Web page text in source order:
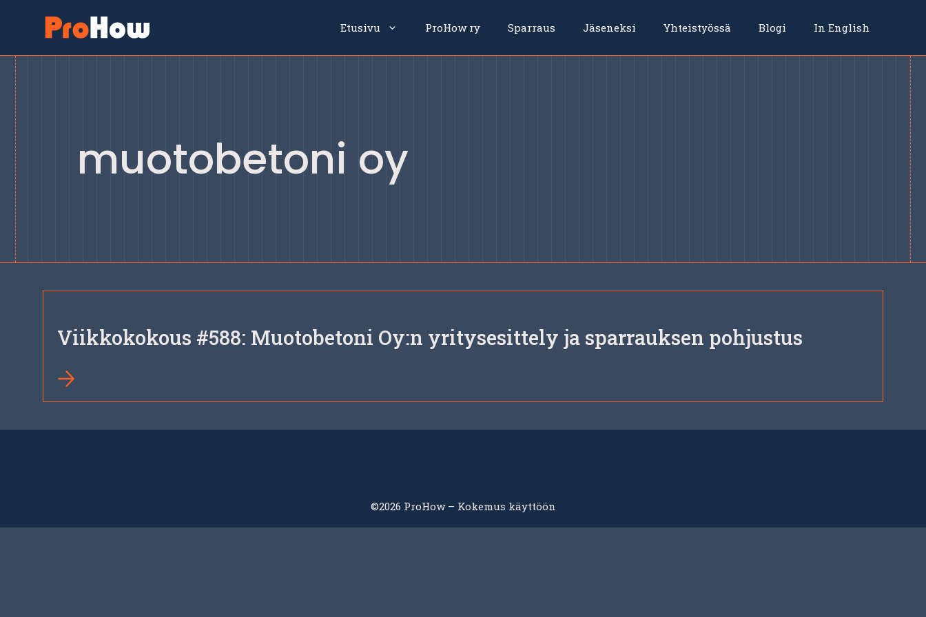
sisältöön
Etusivu ProHow ry Sparraus Jäseneksi Yhteistyössä Blogi In English
muotobetoni oy
Viikkokokous #588: Muotobetoni Oy:n yritysesittely ja sparrauksen pohjustus
©2026 ProHow – Kokemus käyttöön